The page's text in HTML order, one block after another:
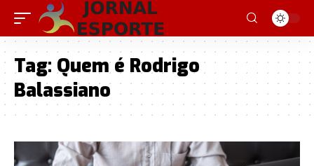
Tag: Quem é Rodrigo
Balassiano